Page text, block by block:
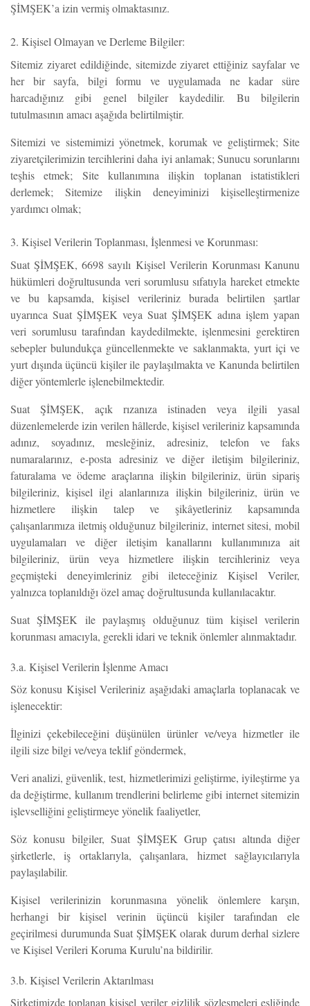
ŞİMŞEK’a izin vermiş olmaktasınız.
2. Kişisel Olmayan ve Derleme Bilgiler:
Sitemiz ziyaret edildiğinde, sitemizde ziyaret ettiğiniz sayfalar ve
her bir sayfa, bilgi formu ve uygulamada ne kadar süre
harcadığınız gibi genel bilgiler kaydedilir. Bu bilgilerin
tutulmasının amacı aşağıda belirtilmiştir.
Sitemizi ve sistemimizi yönetmek, korumak ve geliştirmek; Site
ziyaretçilerimizin tercihlerini daha iyi anlamak; Sunucu sorunlarını
teşhis etmek; Site kullanımına ilişkin toplanan istatistikleri
derlemek; Sitemize ilişkin deneyiminizi kişiselleştirmenize
yardımcı olmak;
3. Kişisel Verilerin Toplanması, İşlenmesi ve Korunması:
Suat ŞİMŞEK, 6698 sayılı Kişisel Verilerin Korunması Kanunu
hükümleri doğrultusunda veri sorumlusu sıfatıyla hareket etmekte
ve bu kapsamda, kişisel verileriniz burada belirtilen şartlar
uyarınca Suat ŞİMŞEK veya Suat ŞİMŞEK adına işlem yapan
veri sorumlusu tarafından kaydedilmekte, işlenmesini gerektiren
sebepler bulundukça güncellenmekte ve saklanmakta, yurt içi ve
yurt dışında üçüncü kişiler ile paylaşılmakta ve Kanunda belirtilen
diğer yöntemlerle işlenebilmektedir.
Suat ŞİMŞEK, açık rızanıza istinaden veya ilgili yasal
düzenlemelerde izin verilen hâllerde, kişisel verileriniz kapsamında
adınız, soyadınız, mesleğiniz, adresiniz, telefon ve faks
numaralarınız, e-posta adresiniz ve diğer iletişim bilgileriniz,
faturalama ve ödeme araçlarına ilişkin bilgileriniz, ürün sipariş
bilgileriniz, kişisel ilgi alanlarınıza ilişkin bilgileriniz, ürün ve
hizmetlere ilişkin talep ve şikâyetleriniz kapsamında
çalışanlarımıza iletmiş olduğunuz bilgileriniz, internet sitesi, mobil
uygulamaları ve diğer iletişim kanallarını kullanımınıza ait
bilgileriniz, ürün veya hizmetlere ilişkin tercihleriniz veya
geçmişteki deneyimleriniz gibi ileteceğiniz Kişisel Veriler,
yalnızca toplanıldığı özel amaç doğrultusunda kullanılacaktır.
Suat ŞİMŞEK ile paylaşmış olduğunuz tüm kişisel verilerin
korunması amacıyla, gerekli idari ve teknik önlemler alınmaktadır.
3.a. Kişisel Verilerin İşlenme Amacı
Söz konusu Kişisel Verileriniz aşağıdaki amaçlarla toplanacak ve
işlenecektir:
İlginizi çekebileceğini düşünülen ürünler ve/veya hizmetler ile
ilgili size bilgi ve/veya teklif göndermek,
Veri analizi, güvenlik, test, hizmetlerimizi geliştirme, iyileştirme ya
da değiştirme, kullanım trendlerini belirleme gibi internet sitemizin
işlevselliğini geliştirmeye yönelik faaliyetler,
Söz konusu bilgiler, Suat ŞİMŞEK Grup çatısı altında diğer
şirketlerle, iş ortaklarıyla, çalışanlara, hizmet sağlayıcılarıyla
paylaşılabilir.
Kişisel verilerinizin korunmasına yönelik önlemlere karşın,
herhangi bir kişisel verinin üçüncü kişiler tarafından ele
geçirilmesi durumunda Suat ŞİMŞEK olarak durum derhal sizlere
ve Kişisel Verileri Koruma Kurulu’na bildirilir.
3.b. Kişisel Verilerin Aktarılması
Şirketimizde toplanan kişisel veriler gizlilik sözleşmeleri eşliğinde